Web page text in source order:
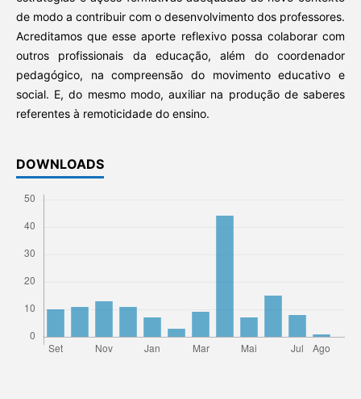
de modo a contribuir com o desenvolvimento dos professores.
Acreditamos que esse aporte reflexivo possa colaborar com
outros profissionais da educação, além do coordenador
pedagógico, na compreensão do movimento educativo e
social. E, do mesmo modo, auxiliar na produção de saberes
referentes à remoticidade do ensino.
DOWNLOADS